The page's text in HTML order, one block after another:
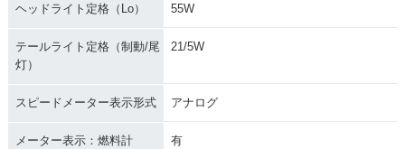
ヘッドライト定格（Lo） 55W
テールライト定格（制動/尾
灯）
21/5W
スピードメーター表示形式 アナログ
メーター表示：燃料計 有